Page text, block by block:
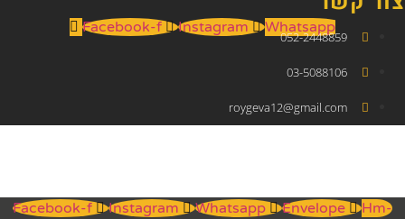
Facebook-f Instagram Whatsapp
052-2448859
03-5088106
roygeva12@gmail.com
Facebook-f Instagram Whatsapp Envelope
Hm-